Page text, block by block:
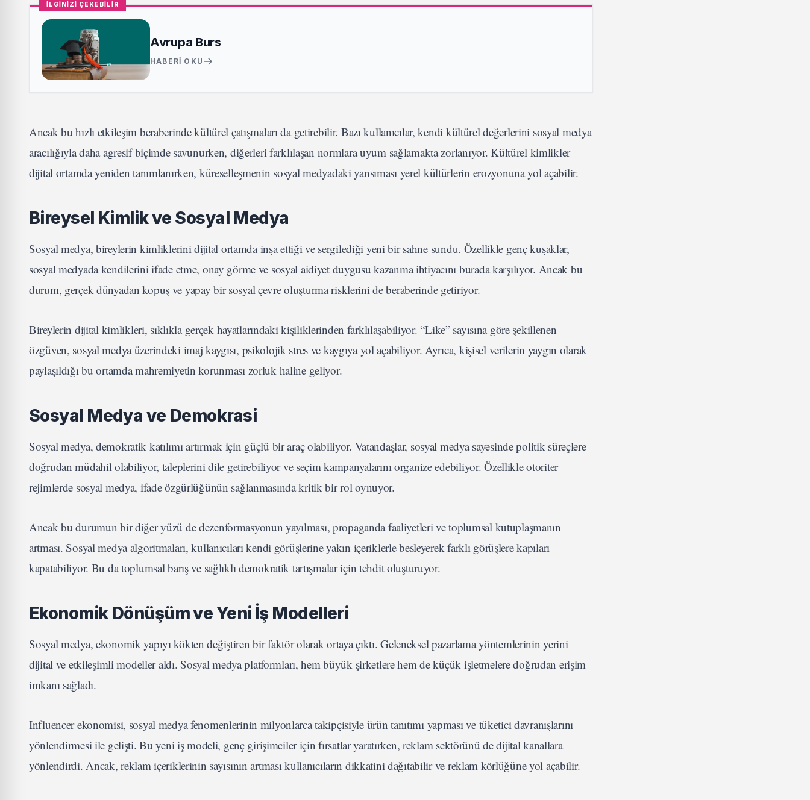
İLGİNİZİ ÇEKEBİLİR
Avrupa Burs
HABERI OKU
Ancak bu hızlı etkileşim beraberinde kültürel çatışmaları da getirebilir. Bazı kullanıcılar, kendi kültürel değerlerini sosyal medya
aracılığıyla daha agresif biçimde savunurken, diğerleri farklılaşan normlara uyum sağlamakta zorlanıyor. Kültürel kimlikler
dijital ortamda yeniden tanımlanırken, küreselleşmenin sosyal medyadaki yansıması yerel kültürlerin erozyonuna yol açabilir.
Bireysel Kimlik ve Sosyal Medya
Sosyal medya, bireylerin kimliklerini dijital ortamda inşa ettiği ve sergilediği yeni bir sahne sundu. Özellikle genç kuşaklar,
sosyal medyada kendilerini ifade etme, onay görme ve sosyal aidiyet duygusu kazanma ihtiyacını burada karşılıyor. Ancak bu
durum, gerçek dünyadan kopuş ve yapay bir sosyal çevre oluşturma risklerini de beraberinde getiriyor.
Bireylerin dijital kimlikleri, sıklıkla gerçek hayatlarındaki kişiliklerinden farklılaşabiliyor. “Like” sayısına göre şekillenen
özgüven, sosyal medya üzerindeki imaj kaygısı, psikolojik stres ve kaygıya yol açabiliyor. Ayrıca, kişisel verilerin yaygın olarak
paylaşıldığı bu ortamda mahremiyetin korunması zorluk haline geliyor.
Sosyal Medya ve Demokrasi
Sosyal medya, demokratik katılımı artırmak için güçlü bir araç olabiliyor. Vatandaşlar, sosyal medya sayesinde politik süreçlere
doğrudan müdahil olabiliyor, taleplerini dile getirebiliyor ve seçim kampanyalarını organize edebiliyor. Özellikle otoriter
rejimlerde sosyal medya, ifade özgürlüğünün sağlanmasında kritik bir rol oynuyor.
Ancak bu durumun bir diğer yüzü de dezenformasyonun yayılması, propaganda faaliyetleri ve toplumsal kutuplaşmanın
artması. Sosyal medya algoritmaları, kullanıcıları kendi görüşlerine yakın içeriklerle besleyerek farklı görüşlere kapıları
kapatabiliyor. Bu da toplumsal barış ve sağlıklı demokratik tartışmalar için tehdit oluşturuyor.
Ekonomik Dönüşüm ve Yeni İş Modelleri
Sosyal medya, ekonomik yapıyı kökten değiştiren bir faktör olarak ortaya çıktı. Geleneksel pazarlama yöntemlerinin yerini
dijital ve etkileşimli modeller aldı. Sosyal medya platformları, hem büyük şirketlere hem de küçük işletmelere doğrudan erişim
imkanı sağladı.
Influencer ekonomisi, sosyal medya fenomenlerinin milyonlarca takipçisiyle ürün tanıtımı yapması ve tüketici davranışlarını
yönlendirmesi ile gelişti. Bu yeni iş modeli, genç girişimciler için fırsatlar yaratırken, reklam sektörünü de dijital kanallara
yönlendirdi. Ancak, reklam içeriklerinin sayısının artması kullanıcıların dikkatini dağıtabilir ve reklam körlüğüne yol açabilir.